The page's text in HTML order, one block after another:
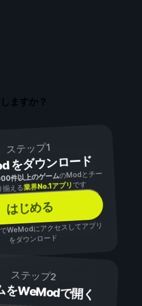
ますか？
ステップ1
をダウンロード
件以上のゲームのModとチー
揃える業界No.1アプリです
はじめる
でWeModにアクセスしてアプリ
をダウンロード
ステップ2
をWeModで開く